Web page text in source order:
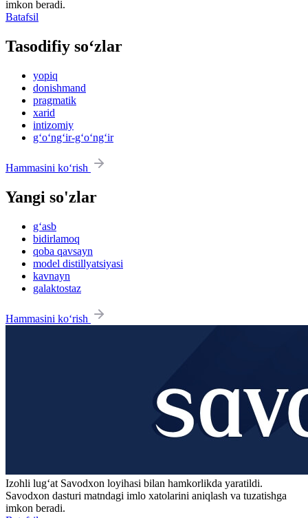
imkon beradi.
Batafsil
Tasodifiy so‘zlar
yopiq
donishmand
pragmatik
xarid
intizomiy
g‘o‘ng‘ir-g‘o‘ng‘ir
Hammasini ko‘rish
Yangi so'zlar
g‘asb
bidirlamoq
qoba qavsayn
model distillyatsiyasi
kavnayn
galaktostaz
Hammasini ko‘rish
Izohli lugʻat Savodxon loyihasi bilan hamkorlikda yaratildi.
Savodxon dasturi matndagi imlo xatolarini aniqlash va tuzatishga
imkon beradi.